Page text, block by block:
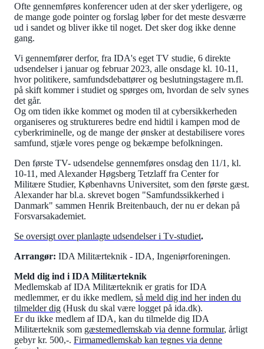
Ofte gennemføres konferencer uden at der sker yderligere, og
de mange gode pointer og forslag løber for det meste desværre
ud i sandet og bliver ikke til noget. Det sker dog ikke denne
gang.
Vi gennemfører derfor, fra IDA's eget TV studie, 6 direkte
udsendelser i januar og februar 2023, alle onsdage kl. 10-11,
hvor politikere, samfundsdebattører og beslutningstagere m.fl.
på skift kommer i studiet og spørges om, hvordan de selv synes
det går.
Og om tiden ikke kommet og moden til at cybersikkerheden
organiseres og struktureres bedre end hidtil i kampen mod de
cyberkriminelle, og de mange der ønsker at destabilisere vores
samfund, stjæle vores penge og bekæmpe befolkningen.
Den første TV- udsendelse gennemføres onsdag den 11/1, kl.
10-11, med Alexander Høgsberg Tetzlaff fra Center for
Militære Studier, Københavns Universitet, som den første gæst.
Alexander har bl.a. skrevet bogen "Samfundssikkerhed i
Danmark" sammen Henrik Breitenbauch, der nu er dekan på
Forsvarsakademiet.
Se oversigt over planlagte udsendelser i Tv-studiet.
Arrangør: IDA Militærteknik - IDA, Ingeniørforeningen.
Meld dig ind i IDA Militærteknik
Medlemskab af IDA Militærteknik er gratis for IDA
medlemmer, er du ikke medlem, så meld dig ind her inden du
tilmelder dig (Husk du skal være logget på ida.dk).
Er du ikke medlem af IDA, kan du tilmelde dig IDA
Militærteknik som gæstemedlemskab via denne formular, årligt
gebyr kr. 500,-. Firmamedlemskab kan tegnes via denne